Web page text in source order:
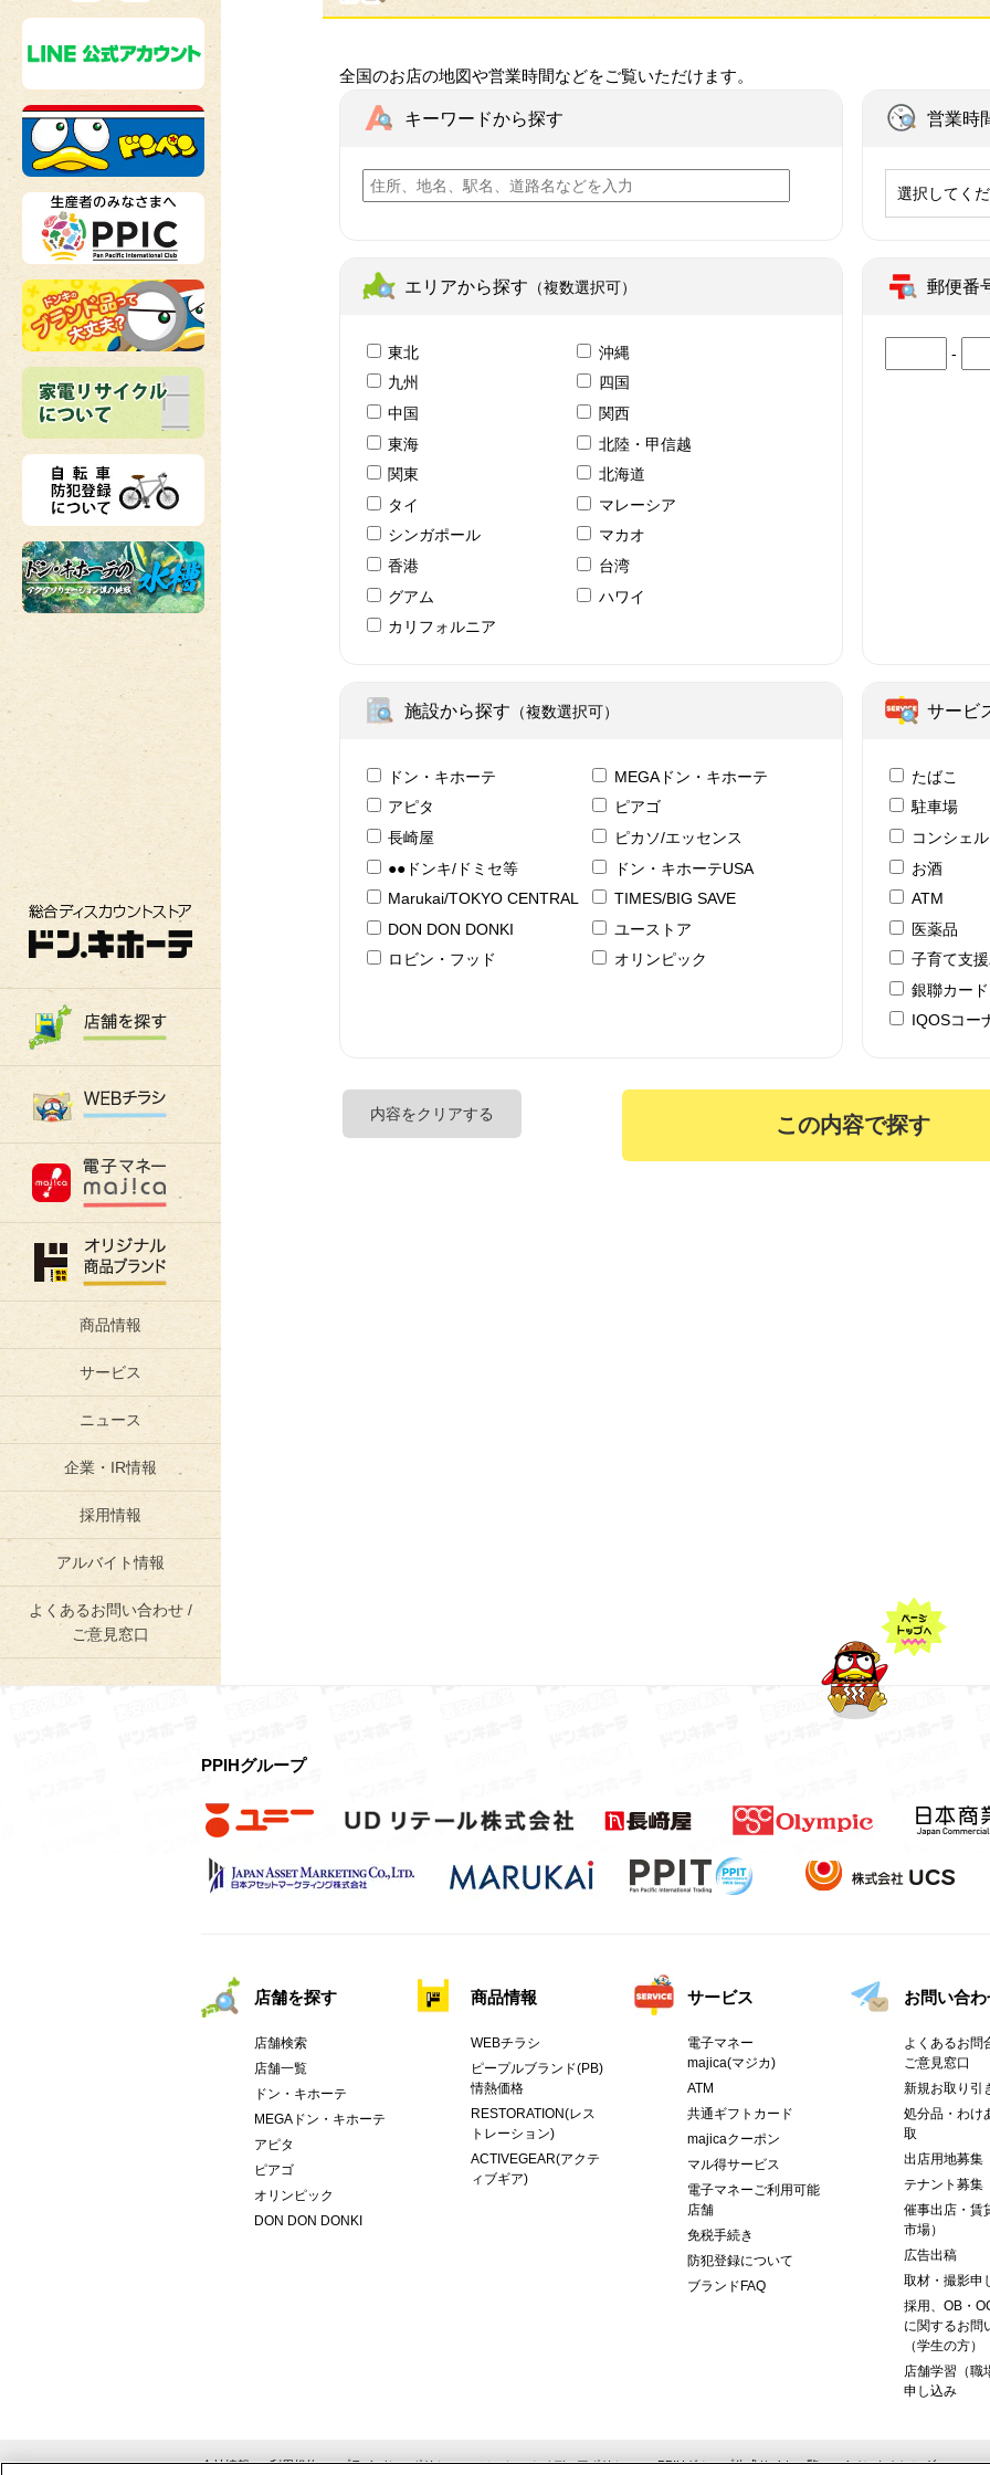
総合ディスカウントストア ドン・キホーテ
商品情報
サービス
ニュース
企業・IR情報
採用情報
アルバイト情報
よくあるお問い合わせ /
ご意見窓口
全国のお店の地図や営業時間などをご覧いただけます。
キーワードから探す 営業時
選択してく
エリアから探す （複数選択可）
東北
沖縄
九州
四国
中国
関西
東海
北陸・甲信越
関東
北海道
タイ
マレーシア
シンガポール
マカオ
香港
台湾
グアム
ハワイ
カリフォルニア
郵便番
-
施設から探す （複数選択可）
ドン・キホーテ
MEGAドン・キホーテ
アピタ
ピアゴ
長崎屋
ピカソ/エッセンス
●●ドンキ/ドミセ等
ドン・キホーテUSA
Marukai/TOKYO CENTRAL
TIMES/BIG SAVE
DON DON DONKI
ユーストア
ロビン・フッド
オリンピック
サービ
たばこ
駐車場
コンシェ
お酒
ATM
医薬品
子育て支
銀聯カード
IQOSコー
PPIHグループ
店舗を探す
店舗検索
店舗一覧
ドン・キホーテ
MEGAドン・キホーテ
アピタ
ピアゴ
オリンピック
DON DON DONKI
商品情報
WEBチラシ
ピープルブランド(PB)
情熱価格
RESTORATION(レス
トレーション)
ACTIVEGEAR(アクテ
ィブギア)
サービス
電子マネー
majica(マジカ)
ATM
共通ギフトカード
majicaクーポン
マル得サービス
電子マネーご利用可能
店舗
免税手続き
防犯登録について
ブランドFAQ
お問い合わ
よくあるお問
ご意見窓口
新規お取り引
処分品・わけ
取
出店用地募集
テナント募集
催事出店・賃
市場）
広告出稿
取材・撮影申
採用、OB・
に関するお問
（学生の方）
店舗学習（職
申し込み
会社情報 利用規約 プライバシーポリシー ソーシャルメディアポリシー PPIHグループ公式サイト一覧 イベントカレンダー